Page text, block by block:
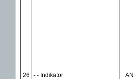
26 - - Indikator AN